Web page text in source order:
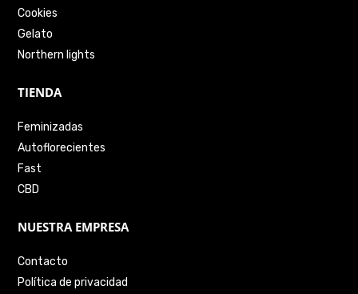
Cookies
Gelato
Northern lights
TIENDA
Feminizadas
Autoflorecientes
Fast
CBD
NUESTRA EMPRESA
Contacto
Política de privacidad